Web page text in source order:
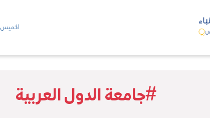
الخميس 06 أغسطس/ 2026
#جامعة الدول العربية